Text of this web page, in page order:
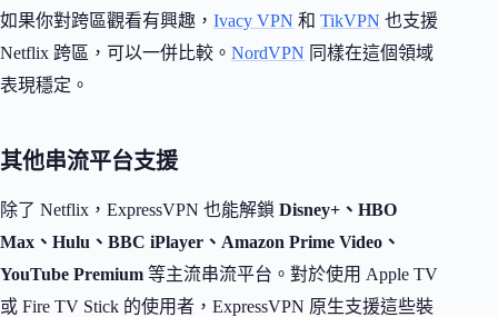
如果你對跨區觀看有興趣， Ivacy VPN 和 TikVPN 也支援
Netflix 跨區，可以一併比較。 NordVPN 同樣在這個領域
表現穩定。
其他串流平台支援
除了 Netflix，ExpressVPN 也能解鎖 Disney+、HBO
Max、Hulu、BBC iPlayer、Amazon Prime Video、
YouTube Premium 等主流串流平台。對於使用 Apple TV
或 Fire TV Stick 的使用者，ExpressVPN 原生支援這些裝